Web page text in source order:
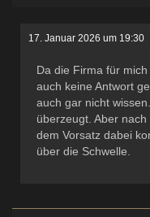
17. Januar 2026 um 19:30
Da die Firma für
auch keine Antwort
auch gar nicht
überzeugt. Aber
dem Vorsatz dabei
über die Schwelle.